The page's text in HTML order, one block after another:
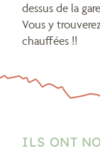
dessus de la
Vous y
chauffées !!
ILS ONT